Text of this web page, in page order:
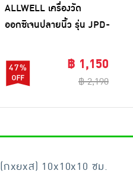
ALLWELL เครื่องวัด
ออกซิเจนปลายนิ้ว รุ่น JPD-
47% ฿ 1,150
฿ 2,190
(กxยxส) 10x10x10 ซม.